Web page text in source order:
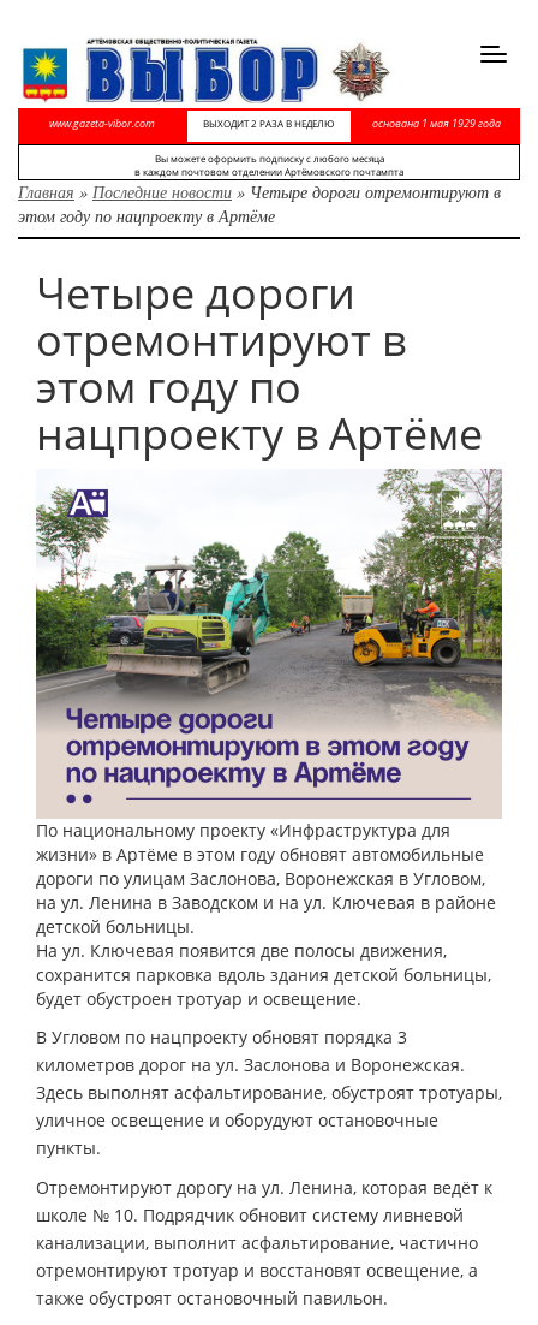
www.gazeta-vibor.com ВЫХОДИТ 2 РАЗА В НЕДЕЛЮ основана 1 мая 1929 года
Вы можете оформить подписку с любого месяца
в каждом почтовом отделении Артёмовского почтампта
Главная » Последние новости » Четыре дороги отремонтируют в
этом году по нацпроекту в Артёме
Четыре дороги
отремонтируют в
этом году по
нацпроекту в Артёме
По национальному проекту «Инфраструктура для
жизни» в Артёме в этом году обновят автомобильные
дороги по улицам Заслонова, Воронежская в Угловом,
на ул. Ленина в Заводском и на ул. Ключевая в районе
детской больницы.
На ул. Ключевая появится две полосы движения,
сохранится парковка вдоль здания детской больницы,
будет обустроен тротуар и освещение.
В Угловом по нацпроекту обновят порядка 3
километров дорог на ул. Заслонова и Воронежская.
Здесь выполнят асфальтирование, обустроят тротуары,
уличное освещение и оборудуют остановочные
пункты.
Отремонтируют дорогу на ул. Ленина, которая ведёт к
школе № 10. Подрядчик обновит систему ливневой
канализации, выполнит асфальтирование, частично
отремонтируют тротуар и восстановят освещение, а
также обустроят остановочный павильон.